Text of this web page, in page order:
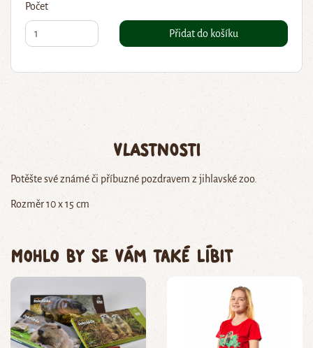
Počet
Přidat do košíku
Vlastnosti
Potěšte své známé či příbuzné pozdravem z jihlavské zoo.
Rozměr 10 x 15 cm
Mohlo by se vám také líbit